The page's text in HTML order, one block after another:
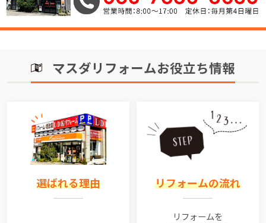
マスダリフォームお役立ち情報
選ばれる理由 リフォームの流れ
リフォームを